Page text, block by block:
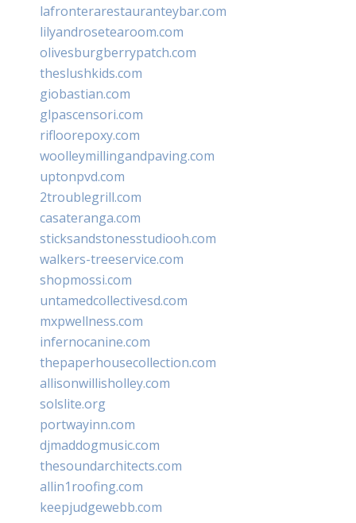
lafronterarestauranteybar.com
lilyandrosetearoom.com
olivesburgberrypatch.com
theslushkids.com
giobastian.com
glpascensori.com
rifloorepoxy.com
woolleymillingandpaving.com
uptonpvd.com
2troublegrill.com
casateranga.com
sticksandstonesstudiooh.com
walkers-treeservice.com
shopmossi.com
untamedcollectivesd.com
mxpwellness.com
infernocanine.com
thepaperhousecollection.com
allisonwillisholley.com
solslite.org
portwayinn.com
djmaddogmusic.com
thesoundarchitects.com
allin1roofing.com
keepjudgewebb.com